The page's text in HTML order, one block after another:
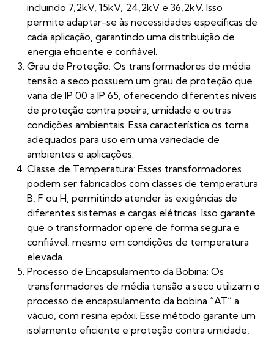
incluindo 7,2kV, 15kV, 24,2kV e 36,2kV. Isso
permite adaptar-se às necessidades específicas de
cada aplicação, garantindo uma distribuição de
energia eficiente e confiável.
Grau de Proteção: Os transformadores de média
tensão a seco possuem um grau de proteção que
varia de IP 00 a IP 65, oferecendo diferentes níveis
de proteção contra poeira, umidade e outras
condições ambientais. Essa característica os torna
adequados para uso em uma variedade de
ambientes e aplicações.
Classe de Temperatura: Esses transformadores
podem ser fabricados com classes de temperatura
B, F ou H, permitindo atender às exigências de
diferentes sistemas e cargas elétricas. Isso garante
que o transformador opere de forma segura e
confiável, mesmo em condições de temperatura
elevada.
Processo de Encapsulamento da Bobina: Os
transformadores de média tensão a seco utilizam o
processo de encapsulamento da bobina “AT” a
vácuo, com resina epóxi. Esse método garante um
isolamento eficiente e proteção contra umidade,